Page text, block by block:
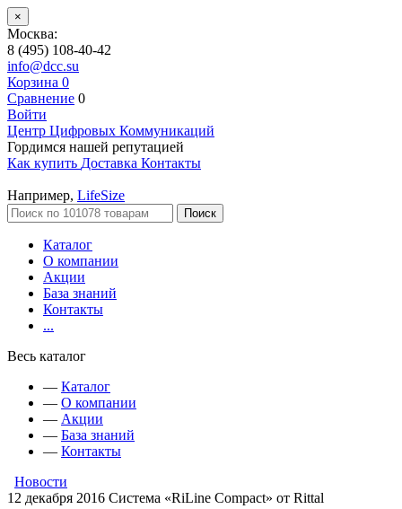
×
Москва:
8 (495) 108-40-42
info@dcc.su
Корзина 0
Сравнение 0
Войти
Центр Цифровых Коммуникаций
Гордимся нашей репутацией
Как купить Доставка Контакты
Например, LifeSize
Поиск
Каталог
О компании
Акции
База знаний
Контакты
...
Весь каталог
— Каталог
— О компании
— Акции
— База знаний
— Контакты
Новости
12 декабря 2016 Система «RiLine Compact» от Rittal